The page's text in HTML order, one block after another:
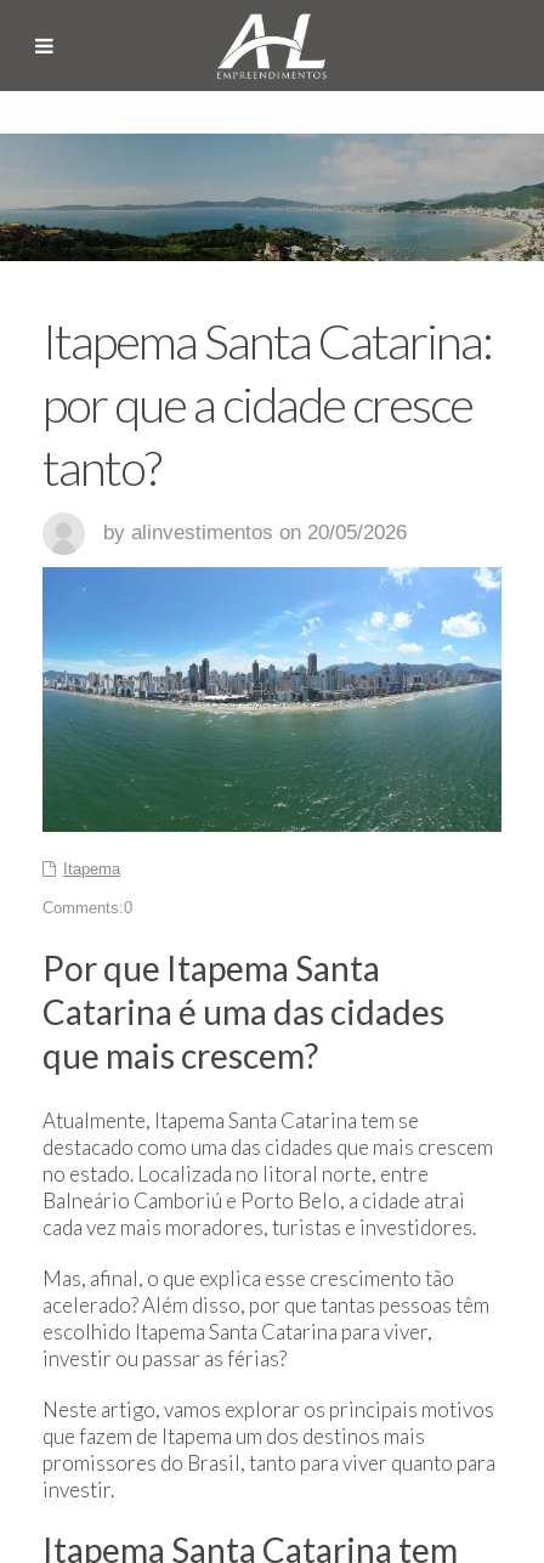
Itapema Santa Catarina:
por que a cidade cresce
tanto?
by alinvestimentos on 20/05/2026
Itapema
Comments:0
Por que Itapema Santa
Catarina é uma das cidades
que mais crescem?
Atualmente, Itapema Santa Catarina tem se
destacado como uma das cidades que mais crescem
no estado. Localizada no litoral norte, entre
Balneário Camboriú e Porto Belo, a cidade atrai
cada vez mais moradores, turistas e investidores.
Mas, afinal, o que explica esse crescimento tão
acelerado? Além disso, por que tantas pessoas têm
escolhido Itapema Santa Catarina para viver,
investir ou passar as férias?
Neste artigo, vamos explorar os principais motivos
que fazem de Itapema um dos destinos mais
promissores do Brasil, tanto para viver quanto para
investir.
Itapema Santa Catarina tem